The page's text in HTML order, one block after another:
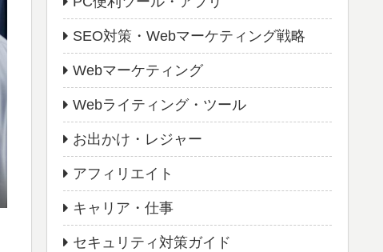
SEO対策・Webマーケティング戦略
Webマーケティング
Webライティング・ツール
お出かけ・レジャー
アフィリエイト
キャリア・仕事
セキュリティ対策ガイド